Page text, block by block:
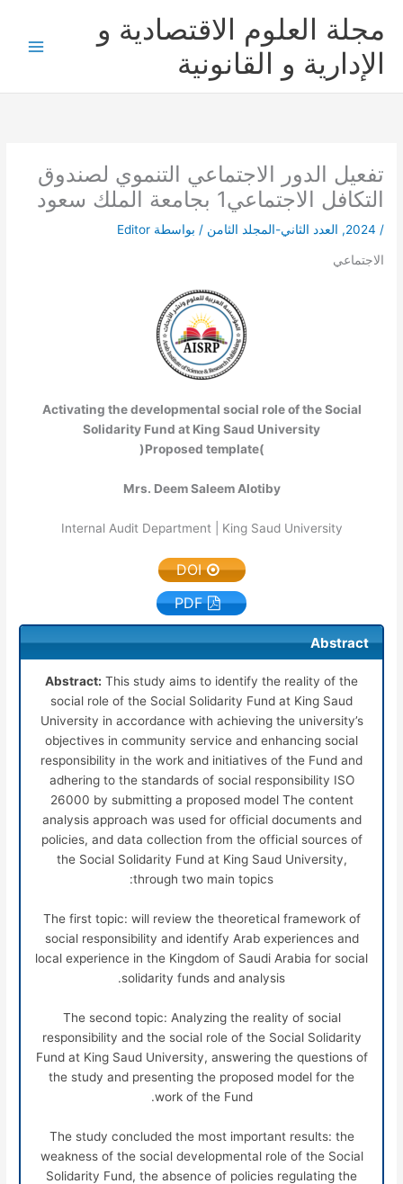
المحتوى
مجلة العلوم الاقتصادية و
الإدارية و القانونية
تفعيل الدور الاجتماعي التنموي لصندوق
التكافل الاجتماعي1 بجامعة الملك سعود
/
2024
, العدد الثاني-المجلد الثامن / بواسطة Editor
الاجتماعي
Activating the developmental social role of the Social
Solidarity Fund at King Saud University
)Proposed template(
Mrs. Deem Saleem Alotiby
Internal Audit Department | King Saud University
DOI
PDF
Abstract
Abstract: This study aims to identify the reality of the
social role of the Social Solidarity Fund at King Saud
University in accordance with achieving the university’s
objectives in community service and enhancing social
responsibility in the work and initiatives of the Fund and
adhering to the standards of social responsibility ISO
26000 by submitting a proposed model The content
analysis approach was used for official documents and
policies, and data collection from the official sources of
the Social Solidarity Fund at King Saud University,
through two main topics:
The first topic: will review the theoretical framework of
social responsibility and identify Arab experiences and
local experience in the Kingdom of Saudi Arabia for social
solidarity funds and analysis.
The second topic: Analyzing the reality of social
responsibility and the social role of the Social Solidarity
Fund at King Saud University, answering the questions of
the study and presenting the proposed model for the
work of the Fund.
The study concluded the most important results: the
weakness of the social developmental role of the Social
Solidarity Fund, the absence of policies regulating the